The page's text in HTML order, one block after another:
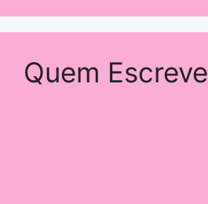
Quem Escreve